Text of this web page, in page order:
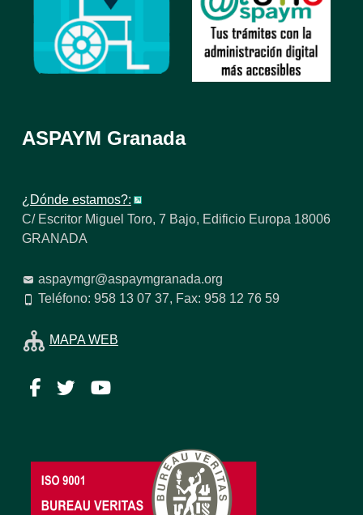
ASPAYM Granada
¿Dónde estamos?:
C/ Escritor Miguel Toro, 7 Bajo, Edificio Europa 18006
GRANADA
aspaymgr@aspaymgranada.org
Teléfono: 958 13 07 37, Fax: 958 12 76 59
MAPA WEB
Facebook
TwitterYouTube